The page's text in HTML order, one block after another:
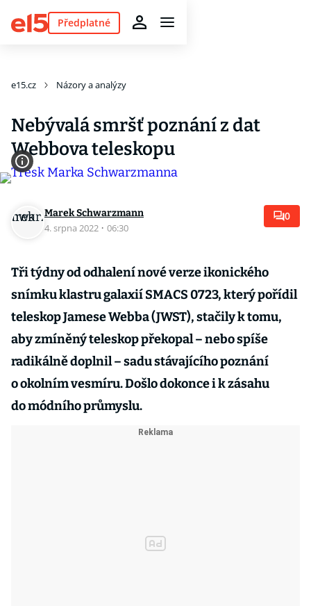
Předplatné
e15.cz Názory a analýzy
Nebývalá smršť poznání z dat
Webbova teleskopu
Marek Schwarzmann
4. srpna 2022 · 06:30
0
Tři týdny od odhalení nové verze ikonického
snímku klastru galaxií SMACS 0723, který pořídil
teleskop Jamese Webba (JWST), stačily k tomu,
aby zmíněný teleskop překopal – nebo spíše
radikálně doplnil – sadu stávajícího poznání
o okolním vesmíru. Došlo dokonce i k zásahu
do módního průmyslu.